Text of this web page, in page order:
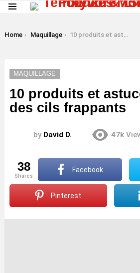
You are here:
Home Maquillage 10 produits et astuces pour des cils frappants
MAQUILLAGE
10 produits et
des cils frappants
by David D. 47k
38
shares
Facebook
Pinterest